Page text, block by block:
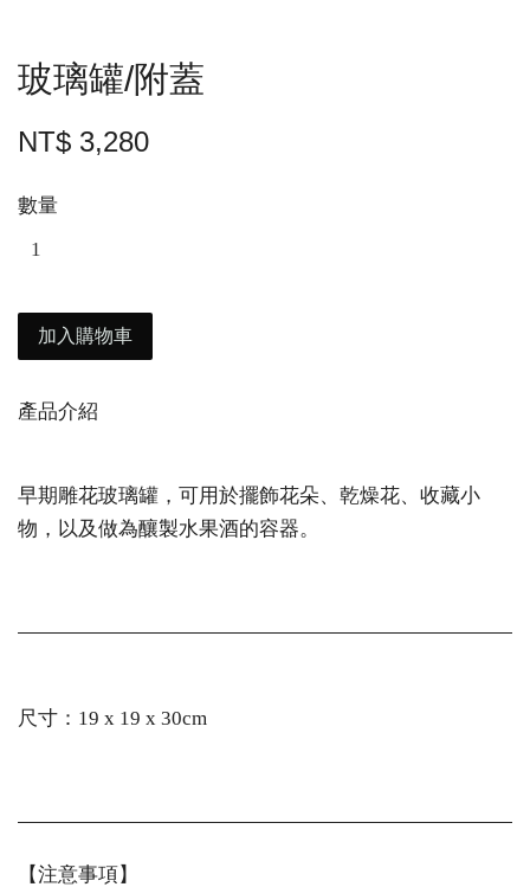
玻璃罐/附蓋
NT$ 3,280
數量
加入購物車
產品介紹
早期雕花玻璃罐，可用於擺飾花朵、乾燥花、收藏小
物，以及做為釀製水果酒的容器。
尺寸：19 x 19 x 30cm
【注意事項】